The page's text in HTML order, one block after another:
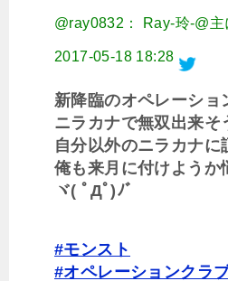
@ray0832： Ray-玲-@主
2017-05-18 18:28
新降臨のオペレーショ
ニラカナで無双出来そ
自分以外のニラカナに
俺も来月に付けよう
ヾ( ﾟДﾟ)ﾉ゛
#モンスト
#オペレーションクラ